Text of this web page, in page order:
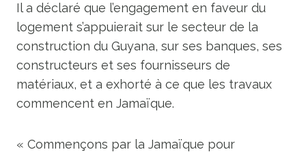
Il a déclaré que l’engagement en faveur du
logement s’appuierait sur le secteur de la
construction du Guyana, sur ses banques, ses
constructeurs et ses fournisseurs de
matériaux, et a exhorté à ce que les travaux
commencent en Jamaïque.
« Commençons par la Jamaïque pour